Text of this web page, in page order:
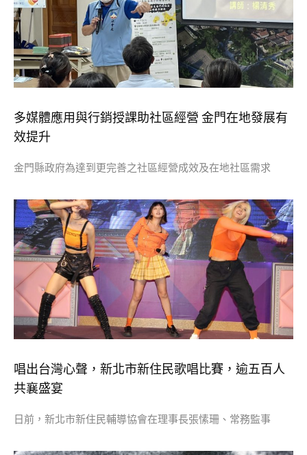
多媒體應用與行銷授課助社區經營 金門在地發展有
效提升
金門縣政府為達到更完善之社區經營成效及在地社區需求
唱出台灣心聲，新北市新住民歌唱比賽，逾五百人
共襄盛宴
日前，新北市新住民輔導協會在理事長張愫珊、常務監事